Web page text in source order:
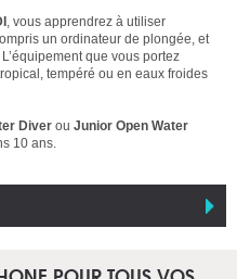
, vous apprendrez à utiliser
un ordinateur de plongée, et
que vous portez
tempéré ou en eaux froides
Diver ou Junior Open Water
10 ans.